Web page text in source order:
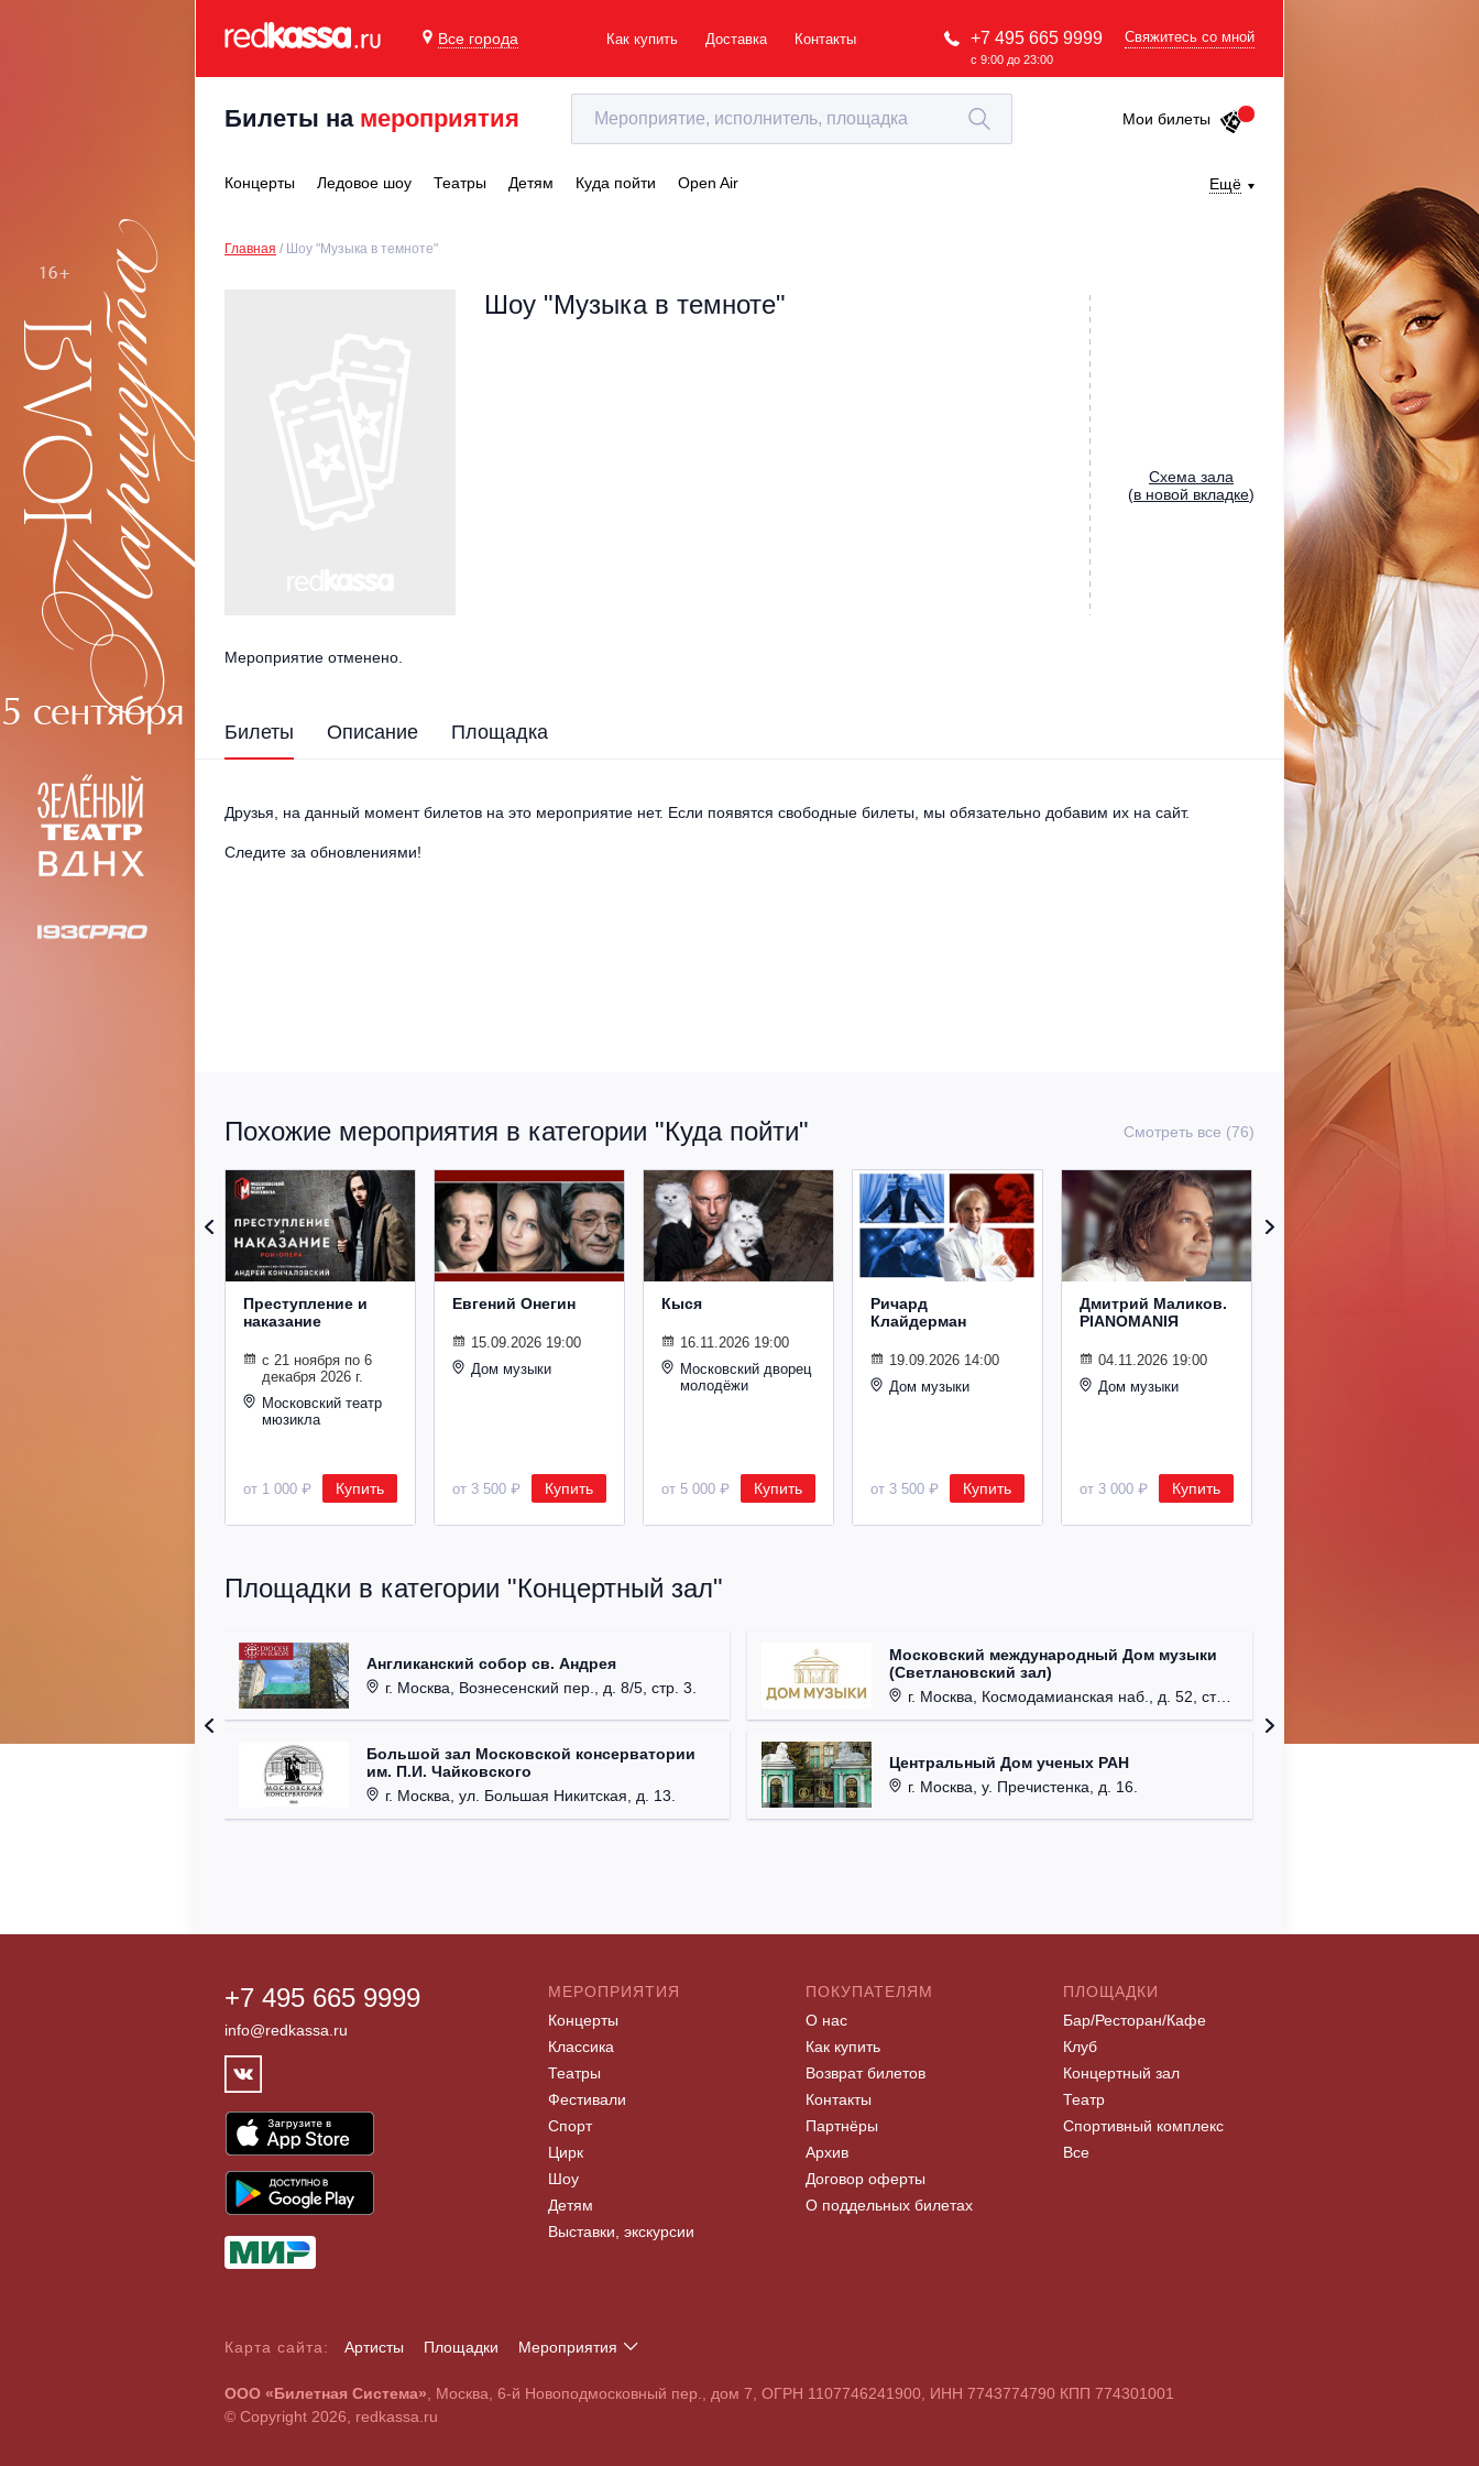
Все города Как купить Доставка Контакты +7 495 665 9999
с 9:00 до 23:00
Свяжитесь со мной
Билеты на мероприятия Мои билеты
Концерты Ледовое шоу Театры Детям Куда пойти Open Air Ещё
Главная Шоу "Музыка в темноте"
Шоу "Музыка в темноте"
Cхема зала
(в новой вкладке)
Мероприятие отменено.
Билеты Описание Площадка
Друзья, на данный момент билетов на это мероприятие нет. Если появятся свободные билеты, мы обязательно добавим их на сайт.
Следите за обновлениями!
Похожие мероприятия в категории "Куда пойти" Смотреть все (76)
Преступление и
наказание
с 21 ноября по 6
декабря 2026 г.
Московский театр
мюзикла
от 1 000 ₽ Купить
Евгений Онегин
15.09.2026 19:00
Дом музыки
от 3 500 ₽ Купить
Кыся
16.11.2026 19:00
Московский дворец
молодёжи
от 5 000 ₽ Купить
Ричард
Клайдерман
19.09.2026 14:00
Дом музыки
от 3 500 ₽ Купить
Дмитрий Маликов.
PIANOMANIЯ
04.11.2026 19:00
Дом музыки
от 3 000 ₽ Купить
Площадки в категории "Концертный зал"
Англиканский собор св. Андрея
г. Москва, Вознесенский пер., д. 8/5, стр. 3.
Большой зал Московской консерватории
им. П.И. Чайковского
г. Москва, ул. Большая Никитская, д. 13.
Московский международный Дом музыки
(Светлановский зал)
г. Москва, Космодамианская наб., д. 52, стр. 8.
Центральный Дом ученых РАН
г. Москва, у. Пречистенка, д. 16.
+7 495 665 9999
info@redkassa.ru
МЕРОПРИЯТИЯ
Концерты
Классика
Театры
Фестивали
Спорт
Цирк
Шоу
Детям
Выставки, экскурсии
ПОКУПАТЕЛЯМ
О нас
Как купить
Возврат билетов
Контакты
Партнёры
Архив
Договор оферты
О поддельных билетах
ПЛОЩАДКИ
Бар/Ресторан/Кафе
Клуб
Концертный зал
Театр
Спортивный комплекс
Все
Карта сайта: Артисты Площадки
Мероприятия
A B C D E F G H I J K L M N O P Q R S T U V W X Y Z
0 1 2 3 4 5 6 7 8 9
ООО «Билетная Система» , Москва, 6-й Новоподмосковный пер., дом 7, ОГРН 1107746241900, ИНН 7743774790 КПП 774301001
© Copyright 2026, redkassa.ru